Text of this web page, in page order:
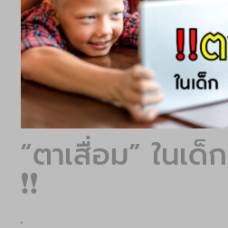
“ตาเสื่อม” ในเ
❗❗
.